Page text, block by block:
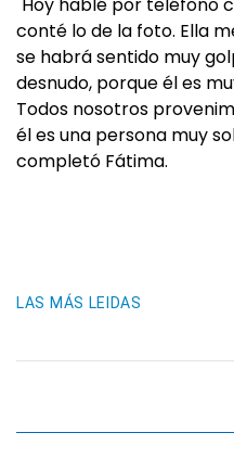
conté lo de la foto. Ella
se habrá sentido muy
desnudo, porque él es
Todos nosotros
él es una persona muy
completó Fátima.
LAS MÁS LEIDAS